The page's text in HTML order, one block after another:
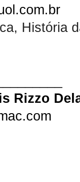
História
Rizzo